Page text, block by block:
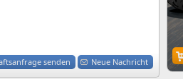
senden Neue Nachricht